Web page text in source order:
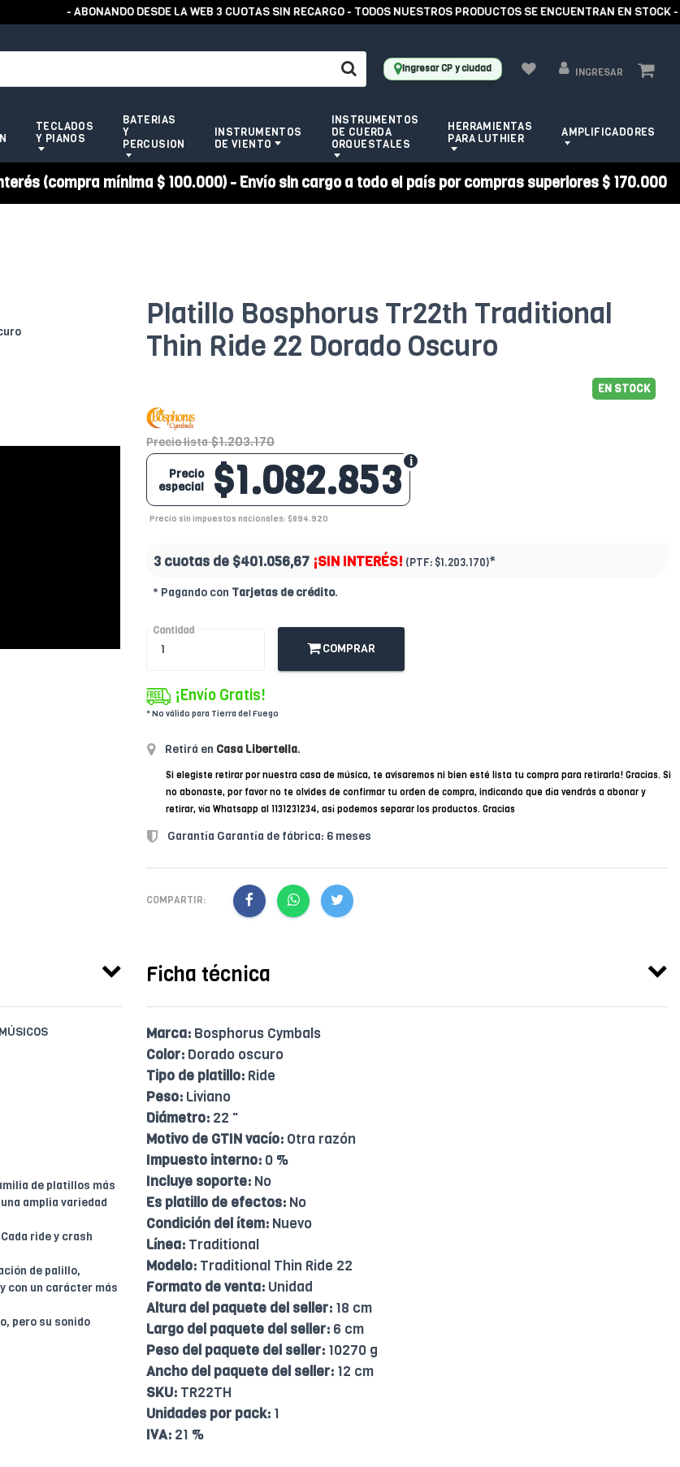
- ABONANDO DESDE LA WEB 3 CUOTAS SIN RECARGO - TODOS NUESTROS PRODUCTOS SE ENCUENTRAN EN STOCK -
Ingresar CP y ciudad INGRESAR
TECLADOS
Y PIANOS
BATERIAS
Y
PERCUSION
INSTRUMENTOS
DE VIENTO
INSTRUMENTOS
DE CUERDA
ORQUESTALES
HERRAMIENTAS
PARA LUTHIER
AMPLIFICADORES
(compra mínima $ 100.000) - Envío sin cargo a todo el país por compras superiores $ 170.000
Platillo Bosphorus Tr22th Traditional
Thin Ride 22 Dorado Oscuro
EN STOCK
Precio lista $1.203.170
$1.082.853
Precio
especial
Precio sin impuestos nacionales: $894.920
3 cuotas de $401.056,67 ¡SIN INTERÉS! (PTF: $1.203.170)*
* Pagando con Tarjetas de crédito.
Cantidad
COMPRAR
¡Envío Gratis!
* No válido para Tierra del Fuego
Retirá en Casa Libertella.
Si elegiste retirar por nuestra casa de música, te avisaremos ni bien esté lista tu compra para retirarla! Gracias. Si
no abonaste, por favor no te olvides de confirmar tu orden de compra, indicando que día vendrás a abonar y
retirar, vía Whatsapp al 1131231234, así podemos separar los productos. Gracias
Garantía Garantía de fábrica: 6 meses
COMPARTIR:
de platillos más
amplia variedad
ride y crash
de palillo,
con un carácter más
pero su sonido
Ficha técnica
Marca: Bosphorus Cymbals
Color: Dorado oscuro
Tipo de platillo: Ride
Peso: Liviano
Diámetro: 22 "
Motivo de GTIN vacío: Otra razón
Impuesto interno: 0 %
Incluye soporte: No
Es platillo de efectos: No
Condición del ítem: Nuevo
Línea: Traditional
Modelo: Traditional Thin Ride 22
Formato de venta: Unidad
Altura del paquete del seller: 18 cm
Largo del paquete del seller: 6 cm
Peso del paquete del seller: 10270 g
Ancho del paquete del seller: 12 cm
SKU: TR22TH
Unidades por pack: 1
IVA: 21 %